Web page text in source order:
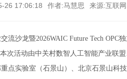
26 17:06:18 作者:马慧思 来源:互联网
沙龙暨2026WAIC Future Tech OPC
次活动由中关村数智人工智能产业联
点实验室（石景山）、北京石景山科